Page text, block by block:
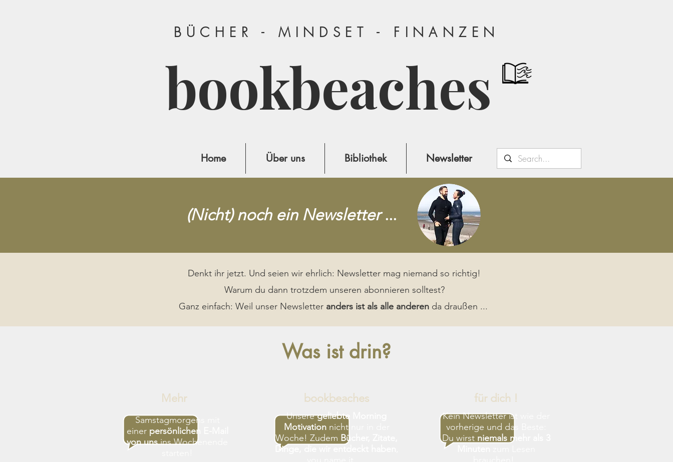
BÜCHER - MINDSET - FINANZEN
bookbeaches
(Nicht) noch ein Newsletter...
Denkt ihr jetzt. Und seien wir ehrlich: Newsletter mag niemand so richtig!
Warum du dann trotzdem unseren abonnieren solltest?
Ganz einfach: Weil unser Newsletter anders ist als alle anderenda draußen ...
Was ist drin?
Samstagmorgens mit
einer persönlichen E-Mail
von unsins Wochenende
Mehr
Unseregeliebte Morning
Motivationnicht nur in der
Woche! Zudem Bücher, Zitate,
Dinge, die wir entdeckt haben
bookbeaches
Kein Newsletter ist wie der
vorherige und das Beste:
Du wirst niemals mehr als 3
für dich !
Home Über uns Bibliothek Newsletter